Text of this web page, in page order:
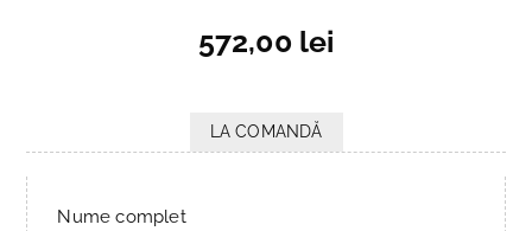
572,00 lei
LA COMANDĂ
Nume complet